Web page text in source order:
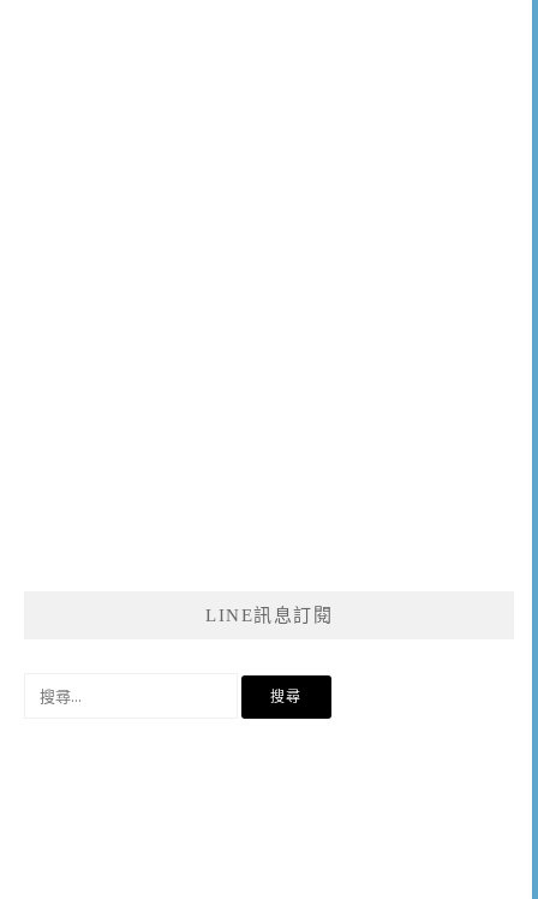
LINE訊息訂閱